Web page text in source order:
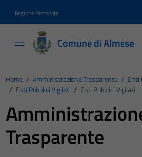
Regione Piemonte
Comune di Almese
Home / Amministrazione Trasparente / Enti
/ Enti Pubblici Vigilati / Enti Pubblici Vigilati
Trasparente